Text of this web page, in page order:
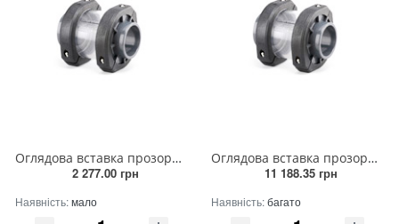
Оглядова вставка прозора 63 мм
2 277.00 грн
Наявність:мало
Оглядова вставка прозора 200 мм
11 188.35 грн
Наявність:багато